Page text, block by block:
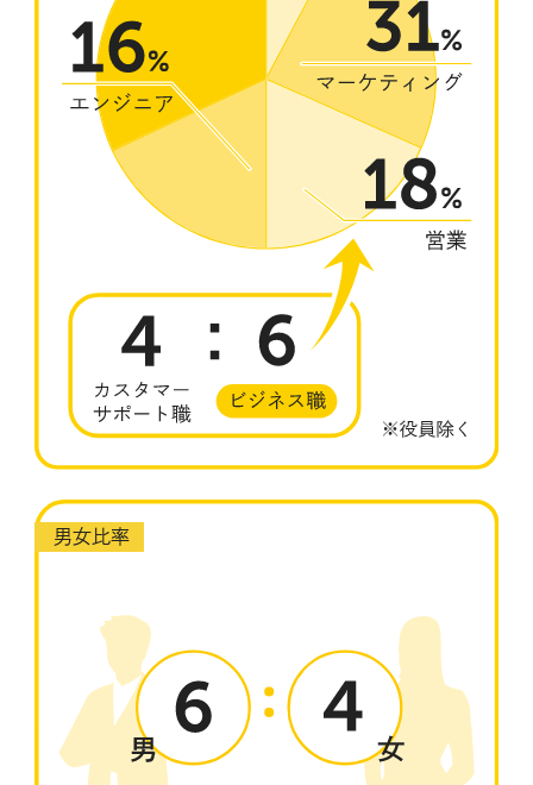
男女比率